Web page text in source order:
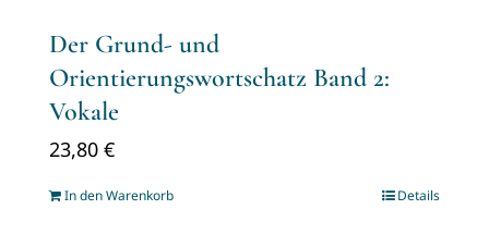
Der Grund- und
Orientierungswortschatz Band 2:
Vokale
23,80 €
In den Warenkorb Details